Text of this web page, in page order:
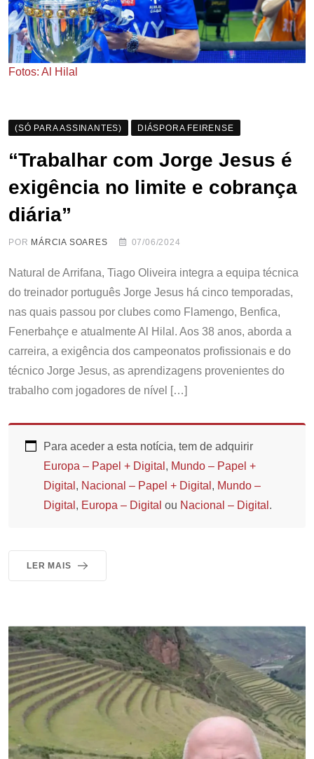
Fotos: Al Hilal
(SÓ PARA ASSINANTES) DIÁSPORA FEIRENSE
“Trabalhar com Jorge Jesus é
exigência no limite e cobrança
diária”
POR MÁRCIA SOARES 07/06/2024
Natural de Arrifana, Tiago Oliveira integra a equipa técnica
do treinador português Jorge Jesus há cinco temporadas,
nas quais passou por clubes como Flamengo, Benfica,
Fenerbahçe e atualmente Al Hilal. Aos 38 anos, aborda a
carreira, a exigência dos campeonatos profissionais e do
técnico Jorge Jesus, as aprendizagens provenientes do
trabalho com jogadores de nível […]
Para aceder a esta notícia, tem de adquirir
Europa – Papel + Digital , Mundo – Papel +
Digital , Nacional – Papel + Digital , Mundo –
Digital , Europa – Digital ou Nacional – Digital .
LER MAIS